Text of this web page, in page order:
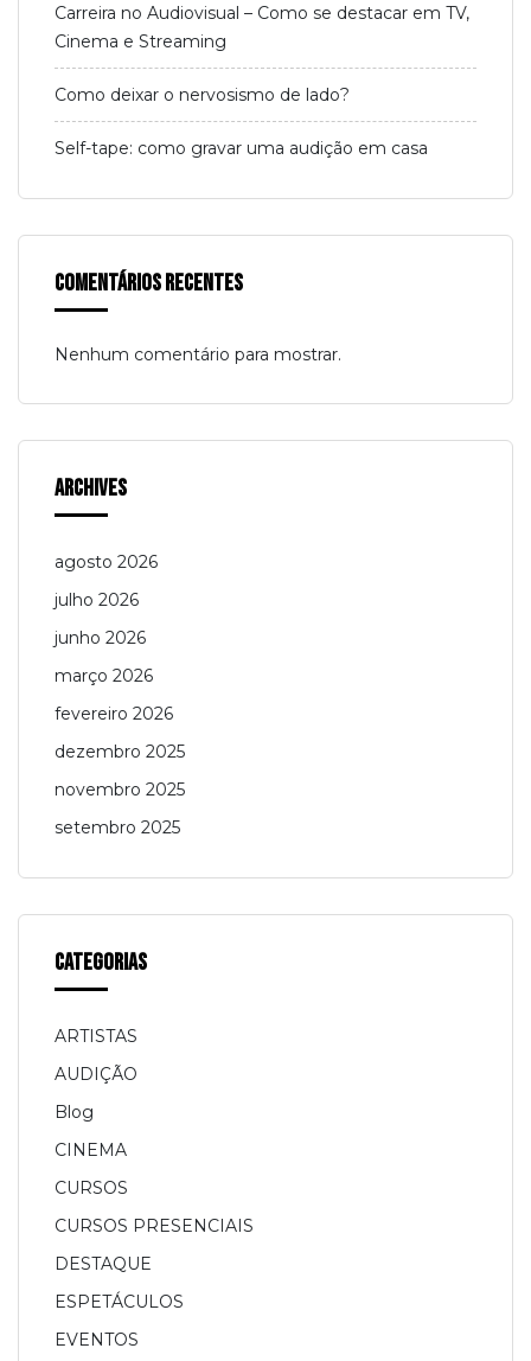
Carreira no Audiovisual – Como se destacar em TV,
Cinema e Streaming
Como deixar o nervosismo de lado?
Self-tape: como gravar uma audição em casa
Comentários Recentes
Nenhum comentário para mostrar.
Archives
agosto 2026
julho 2026
junho 2026
março 2026
fevereiro 2026
dezembro 2025
novembro 2025
setembro 2025
Categorias
ARTISTAS
AUDIÇÃO
Blog
CINEMA
CURSOS
CURSOS PRESENCIAIS
DESTAQUE
ESPETÁCULOS
EVENTOS